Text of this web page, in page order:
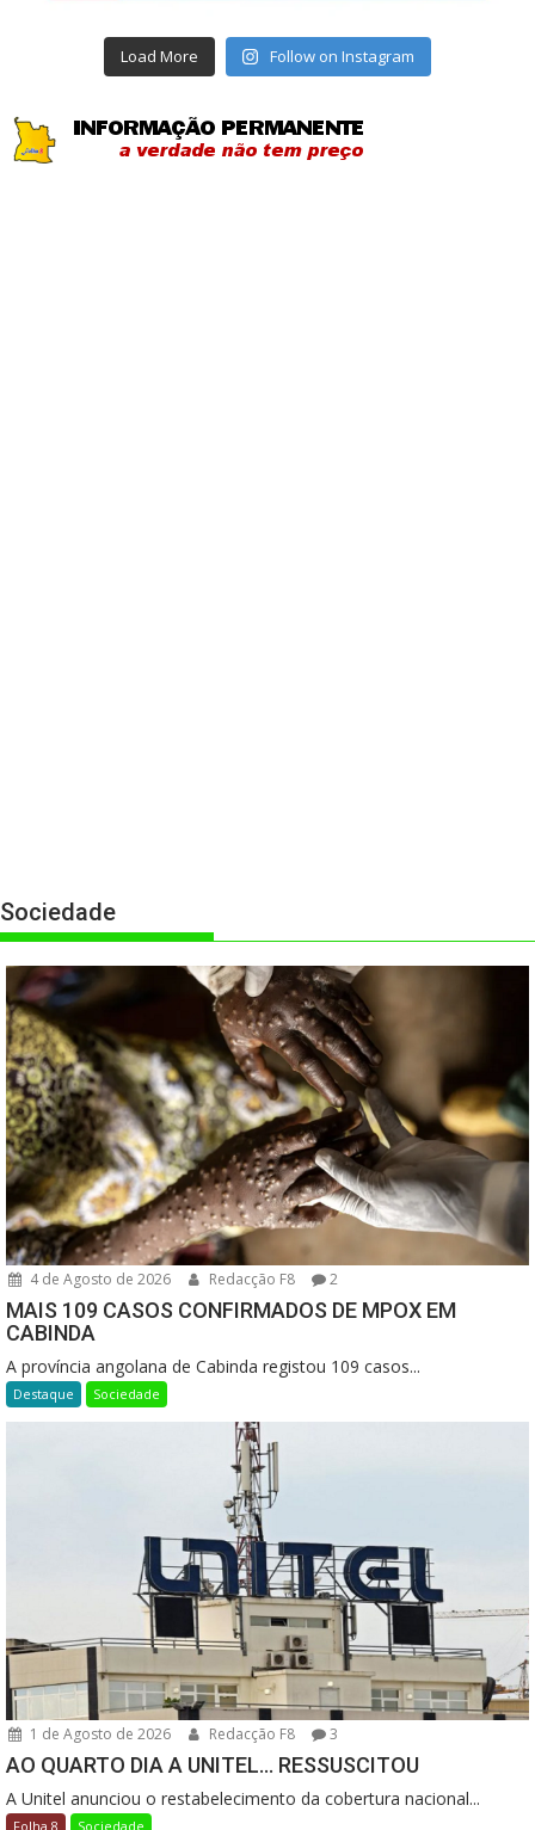
Load More Follow on Instagram
Sociedade
4 de Agosto de 2026 Redacção F8 2
MAIS 109 CASOS CONFIRMADOS DE MPOX EM
CABINDA
A província angolana de Cabinda registou 109 casos...
Destaque Sociedade
1 de Agosto de 2026 Redacção F8 3
AO QUARTO DIA A UNITEL… RESSUSCITOU
A Unitel anunciou o restabelecimento da cobertura nacional...
Folha 8 Sociedade